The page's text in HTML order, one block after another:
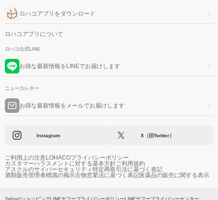
ロハコアプリをダウンロード
ロハコアプリについて
ロハコ公式LINE
お得な最新情報をLINEでお届けします
ニュースレター
お得な最新情報をメールでお届けします
Instagram X（旧Twitter）
ご利用上の注意LOHACOプライバシーポリシー
カスタマーハラスメントに対する基本方針ご利用規約
アスクルのサイバーセキュリティ特定商取引法に基づく表記
酒類販売管理者標識の掲示古物営業法に基づく表記医薬品の販売に関する表示